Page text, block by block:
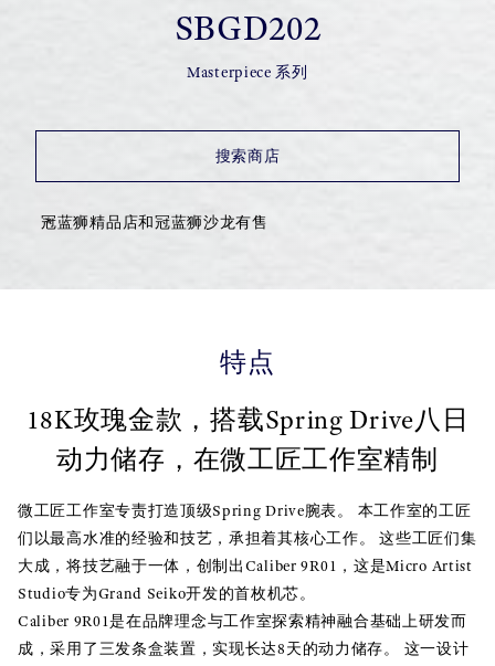
SBGD202
Masterpiece 系列
搜索商店
冠蓝狮精品店和冠蓝狮沙龙有售
特点
18K玫瑰金款，搭载Spring Drive八日
动力储存，在微工匠工作室精制
微工匠工作室专责打造顶级Spring Drive腕表。 本工作室的工匠
们以最高水准的经验和技艺，承担着其核心工作。 这些工匠们集
大成，将技艺融于一体，创制出Caliber 9R01，这是Micro Artist
Studio专为Grand Seiko开发的首枚机芯。
Caliber 9R01是在品牌理念与工作室探索精神融合基础上研发而
成，采用了三发条盒装置，实现长达8天的动力储存。 这一设计